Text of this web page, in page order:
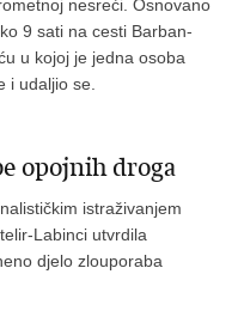
nesreći. Osnovano
9 sati na cesti Barban-
u kojoj je jedna osoba
i udaljio se.
opojnih droga
istraživanjem
Labinci utvrdila
djelo zlouporaba